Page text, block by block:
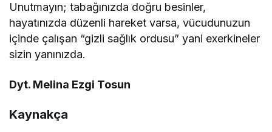
Unutmayın; tabağınızda doğru besinler,
hayatınızda düzenli hareket varsa, vücudunuzun
içinde çalışan “gizli sağlık ordusu” yani exerkineler
sizin yanınızda.
Dyt. Melina Ezgi Tosun
Kaynakça